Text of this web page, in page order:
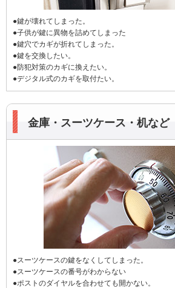
●鍵が壊れてしまった。
●子供が鍵に異物を詰めてしまった
●鍵穴でカギが折れてしまった。
●鍵を交換したい。
●防犯対策のカギに換えたい。
●デジタル式のカギを取付たい。
金庫・スーツケース・机など
●スーツケースの鍵をなくしてしまった。
●スーツケースの番号がわからない
●ポストのダイヤルを合わせても開かない。